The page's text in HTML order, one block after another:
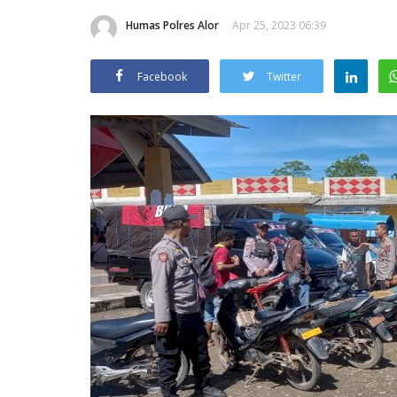
Humas Polres Alor Apr 25, 2023 06:39
Facebook Twitter